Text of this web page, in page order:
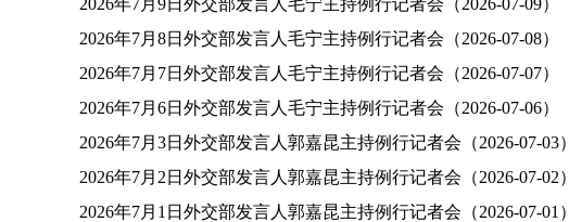
2026年7月9日外交部发言人毛宁主持例行记者会（2026-07-09）
2026年7月8日外交部发言人毛宁主持例行记者会（2026-07-08）
2026年7月7日外交部发言人毛宁主持例行记者会（2026-07-07）
2026年7月6日外交部发言人毛宁主持例行记者会（2026-07-06）
2026年7月3日外交部发言人郭嘉昆主持例行记者会（2026-07-03）
2026年7月2日外交部发言人郭嘉昆主持例行记者会（2026-07-02）
2026年7月1日外交部发言人郭嘉昆主持例行记者会（2026-07-01）